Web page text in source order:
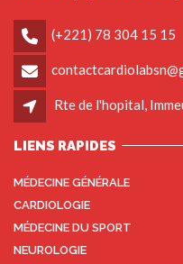
(+221) 78 304 15 15
Rte de l'hopital,
LIENS RAPIDES
MÉDECINE GÉNÉRALE
CARDIOLOGIE
MÉDECINE DU SPORT
NEUROLOGIE